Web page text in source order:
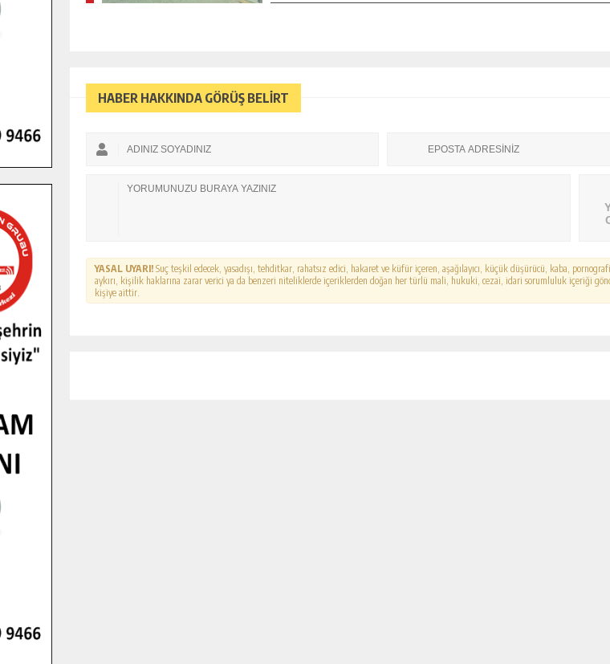
HABER HAKKINDA GÖRÜŞ BELİRT
YASAL UYARI! Suç teşkil edecek, yasadışı, tehditkar, rahatsız edici, hakaret ve küfür içeren, aşağılayıcı, küçük düşürücü, kaba,
aykırı, kişilik haklarına zarar verici ya da benzeri niteliklerde içeriklerden doğan her türlü mali, hukuki, cezai, idari sorumluluk içeriği
kişiye aittir.